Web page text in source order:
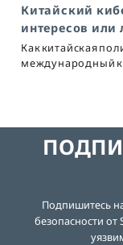
Китайский
интересов или
Как китайская
международный
Подпишитесь
безопасности